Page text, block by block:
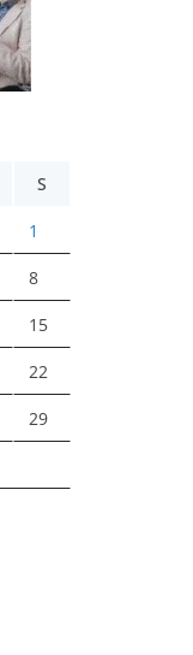
S
1
8
15
22
29